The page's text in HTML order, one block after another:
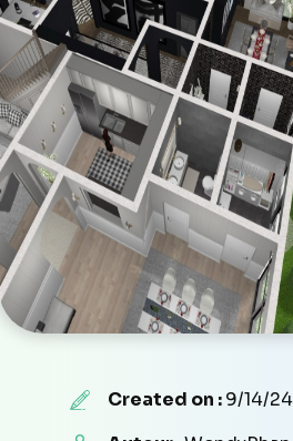
Created on :9/14/24